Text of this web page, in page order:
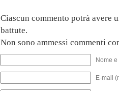
Ciascun commento potrà avere
battute.
Non sono ammessi commenti
Nome
E-mail